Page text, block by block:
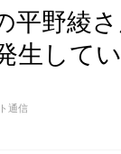
平野綾
生して
通信